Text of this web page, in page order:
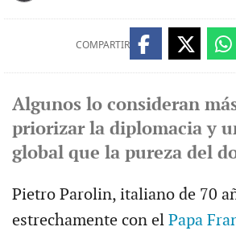
COMPARTIR
Algunos lo consideran
priorizar la diplomacia y
global que la pureza del
Pietro Parolin, italiano de 70
estrechamente con el Papa